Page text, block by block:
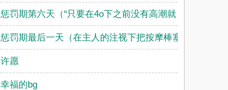
惩罚期第六天（“只要在4o下之前没有高潮就
惩罚期最后一天（在主人的注视下把按摩棒塞
许愿
幸福的bg